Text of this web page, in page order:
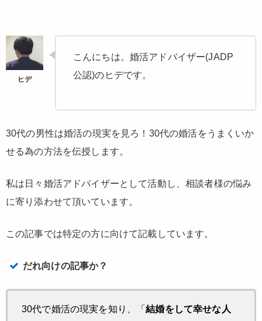
こんにちは。婚活アドバイザー(JADP
公認)のヒデです。
30代の男性は婚活の現実を見ろ！30代の婚活をうまくいか
せる為の方法を伝授します。
私は日々婚活アドバイザーとして活動し、相談者様の悩み
に寄り添わせて頂いています。
この記事では特定の方に向けて記載しています。
だれ向けの記事か？
30代で婚活の現実を知り、「結婚をして幸せな人